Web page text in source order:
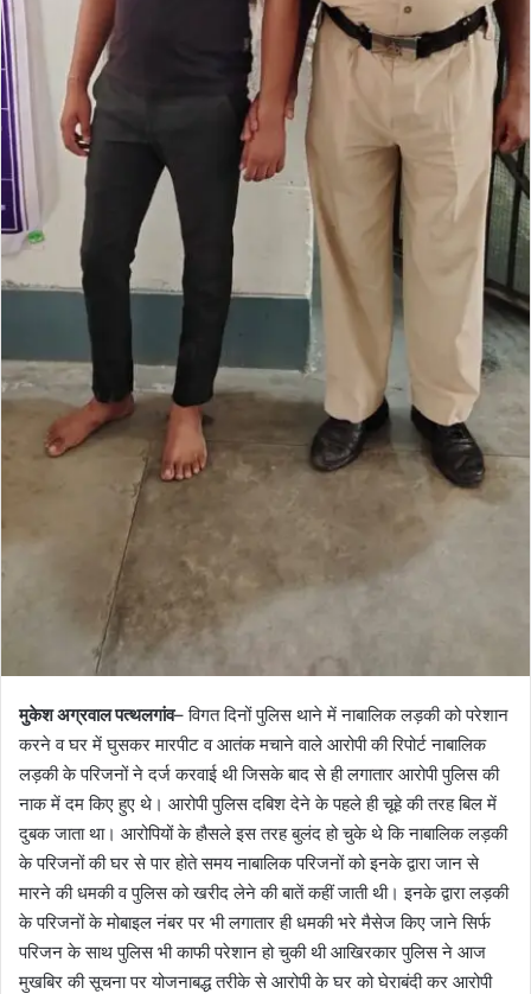
मुकेश अग्रवाल पत्थलगांव– विगत दिनों पुलिस थाने में नाबालिक लड़की को परेशान
करने व घर में घुसकर मारपीट व आतंक मचाने वाले आरोपी की रिपोर्ट नाबालिक
लड़की के परिजनों ने दर्ज करवाई थी जिसके बाद से ही लगातार आरोपी पुलिस की
नाक में दम किए हुए थे। आरोपी पुलिस दबिश देने के पहले ही चूहे की तरह बिल में
दुबक जाता था। आरोपियों के हौसले इस तरह बुलंद हो चुके थे कि नाबालिक लड़की
के परिजनों की घर से पार होते समय नाबालिक परिजनों को इनके द्वारा जान से
मारने की धमकी व पुलिस को खरीद लेने की बातें कहीं जाती थी। इनके द्वारा लड़की
के परिजनों के मोबाइल नंबर पर भी लगातार ही धमकी भरे मैसेज किए जाने सिर्फ
परिजन के साथ पुलिस भी काफी परेशान हो चुकी थी आखिरकार पुलिस ने आज
मुखबिर की सूचना पर योजनाबद्ध तरीके से आरोपी के घर को घेराबंदी कर आरोपी